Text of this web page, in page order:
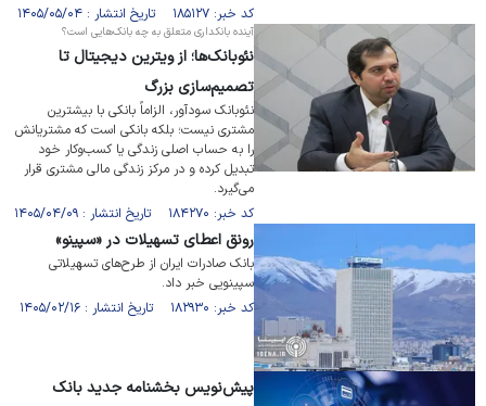
کد خبر: ۱۸۵۱۲۷ تاریخ انتشار : ۱۴۰۵/۰۵/۰۴
آینده بانکداری متعلق به چه بانک‌هایی است؟
نئوبانک‌ها؛ از ویترین دیجیتال تا
تصمیم‌سازی بزرگ
نئوبانک سودآور، الزاماً بانکی با بیشترین
مشتری نیست؛ بلکه بانکی است که مشتریانش
را به حساب اصلی زندگی یا کسب‌وکار خود
تبدیل کرده و در مرکز زندگی مالی مشتری قرار
می‌گیرد.
کد خبر: ۱۸۴۲۷۰ تاریخ انتشار : ۱۴۰۵/۰۴/۰۹
رونق اعطای تسهیلات در «سپینو»
بانک صادرات ایران از ​طرح‌های تسهیلاتی
سپینویی خبر داد.
کد خبر: ۱۸۲۹۳۰ تاریخ انتشار : ۱۴۰۵/۰۲/۱۶
پیش‌نویس بخشنامه جدید بانک